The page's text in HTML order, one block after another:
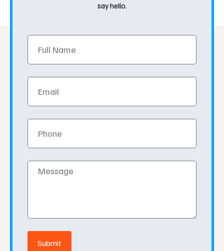
say hello.
Name
Message
Submit